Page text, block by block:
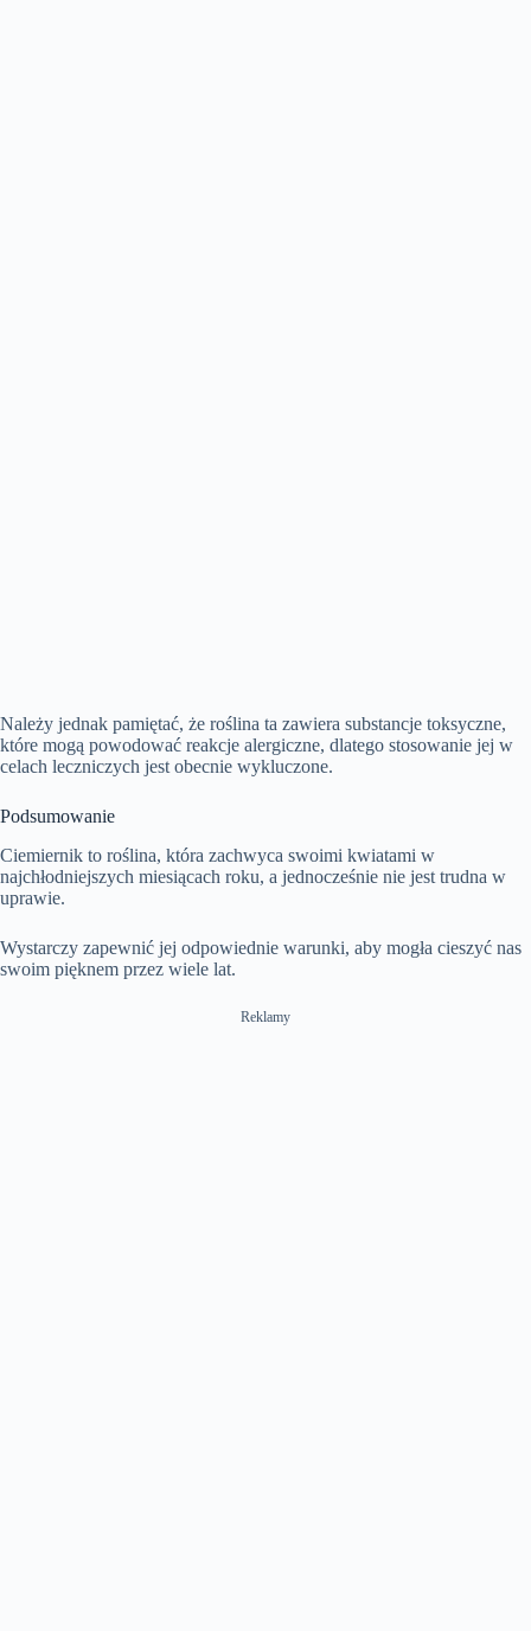
Należy jednak pamiętać, że roślina ta zawiera substancje toksyczne,
które mogą powodować reakcje alergiczne, dlatego stosowanie jej w
celach leczniczych jest obecnie wykluczone.
Podsumowanie
Ciemiernik to roślina, która zachwyca swoimi kwiatami w
najchłodniejszych miesiącach roku, a jednocześnie nie jest trudna w
uprawie.
Wystarczy zapewnić jej odpowiednie warunki, aby mogła cieszyć nas
swoim pięknem przez wiele lat.
Reklamy